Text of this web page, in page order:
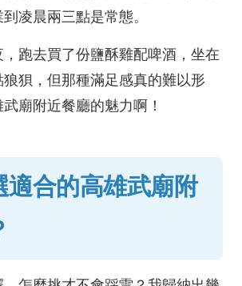
凌晨兩三點是常態。
跑去買了份鹽酥雞配啤酒，坐在
狽，但那種滿足感真的難以形
廟附近餐廳的魅力啊！
適合的高雄武廟附